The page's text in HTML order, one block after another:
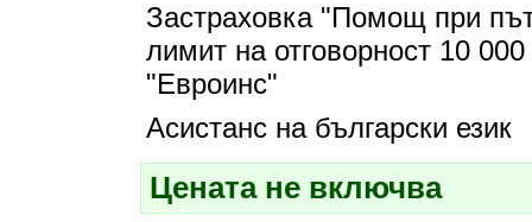
Застраховка "Помощ при
лимит на отговорност 10
"Евроинс"
Асистанс на български език
Цената не включва